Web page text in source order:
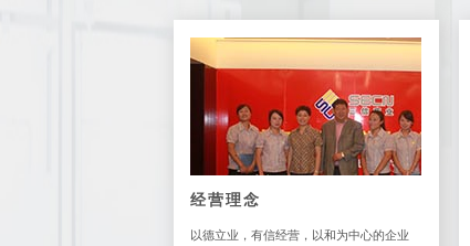
经营理念
以德立业，有信经营，以和为中心的企业